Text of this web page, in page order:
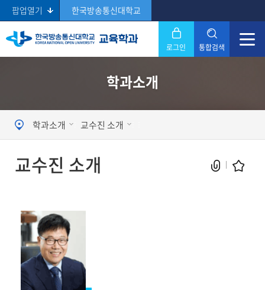
팝업열기 한국방송통신대학교
로그인 통합검색
Search 닫기
학과소개
학과소개 교수진 소개
교수진 소개